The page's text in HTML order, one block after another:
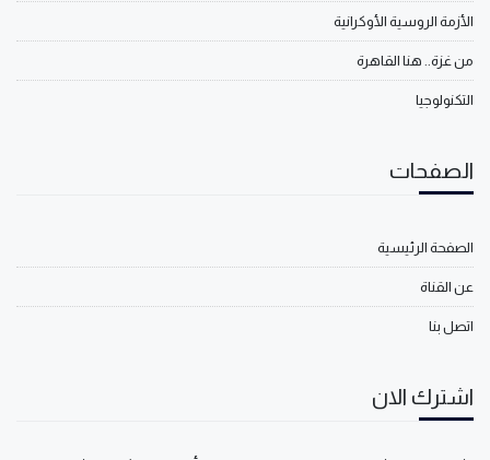
الأزمة الروسية الأوكرانية
من غزة.. هنا القاهرة
التكنولوجيا
الصفحات
الصفحة الرئيسية
عن القناة
اتصل بنا
اشترك الان